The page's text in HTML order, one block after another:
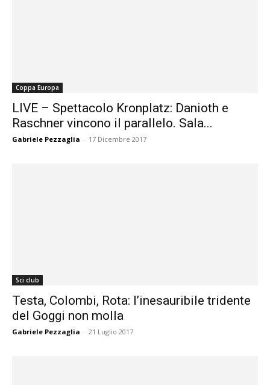
Coppa Europa
LIVE – Spettacolo Kronplatz: Danioth e
Raschner vincono il parallelo. Sala...
Gabriele Pezzaglia - 17 Dicembre 2017
Sci club
Testa, Colombi, Rota: l’inesauribile tridente
del Goggi non molla
Gabriele Pezzaglia - 21 Luglio 2017